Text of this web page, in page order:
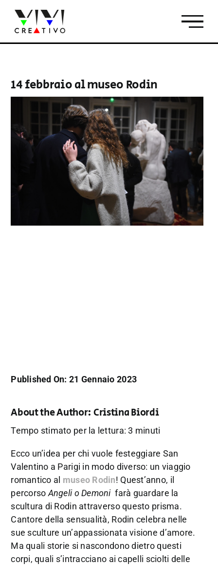
contenuto
14 febbraio al museo Rodin
Published On: 21 Gennaio 2023
About the Author: Cristina Biordi
Tempo stimato per la lettura: 3 minuti
Ecco un’idea per chi vuole festeggiare San
Valentino a Parigi in modo diverso: un viaggio
romantico al museo Rodin! Quest’anno, il
percorso Angeli o Demonifarà guardare la
scultura di Rodin attraverso questo prisma.
Cantore della sensualità, Rodin celebra nelle
sue sculture un’appassionata visione d’amore.
Ma quali storie si nascondono dietro questi
corpi, quali s’intracciano ai capelli sciolti delle